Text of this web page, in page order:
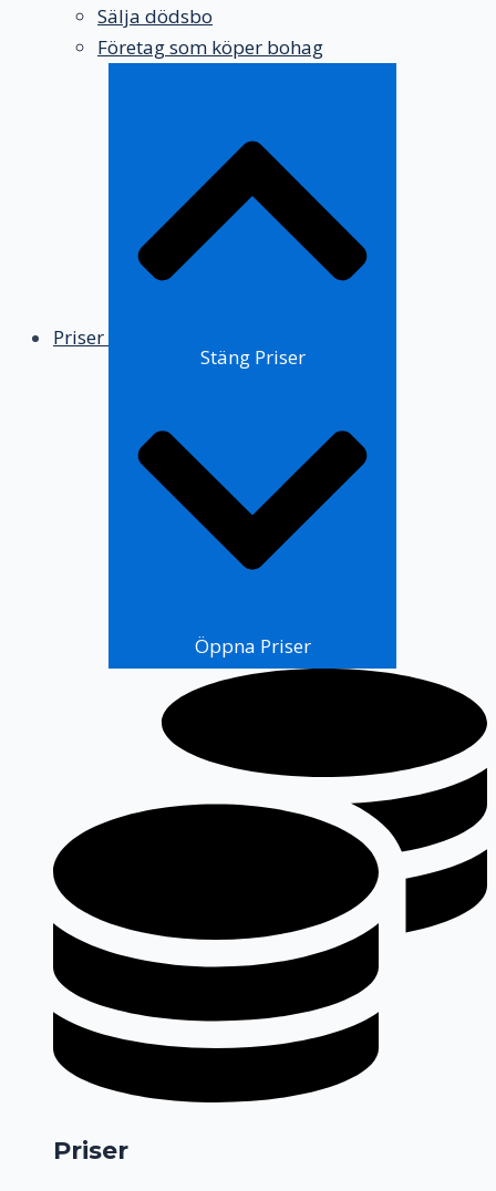
Sälja dödsbo
Företag som köper bohag
Priser
Stäng Priser
Öppna Priser
Priser